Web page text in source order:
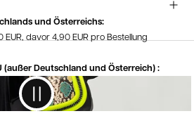
und Österreichs:
davor 4,90 EUR pro Bestellung
(außer Deutschland und Österreich) :